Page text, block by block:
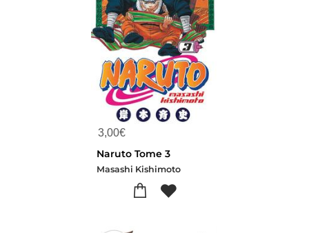
3,00€
Naruto Tome 3
Masashi Kishimoto